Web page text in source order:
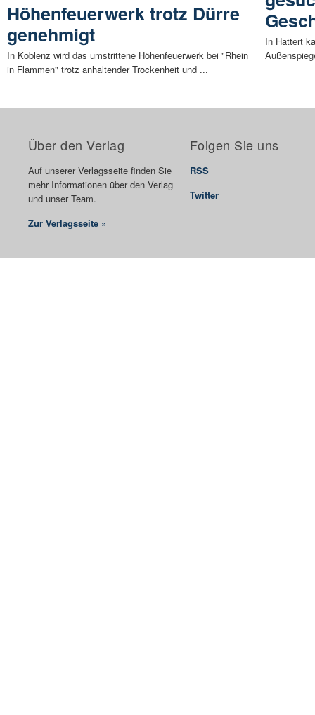
Höhenfeuerwerk trotz Dürre
genehmigt
In Koblenz wird das umstrittene Höhenfeuerwerk bei "Rhein
in Flammen" trotz anhaltender Trockenheit und ...
In Hattert
Über den Verlag
Auf unserer Verlagsseite finden Sie
mehr Informationen über den Verlag
und unser Team.
Zur Verlagsseite »
Folgen Sie uns
RSS
Twitter